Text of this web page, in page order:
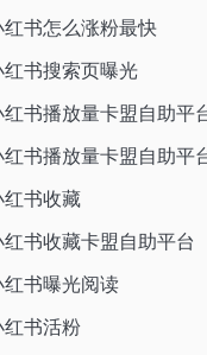
书怎么涨粉最快
书搜索页曝光
书播放量卡盟自助平
书播放量卡盟自助平
书收藏
书收藏卡盟自助平台
书曝光阅读
书活粉